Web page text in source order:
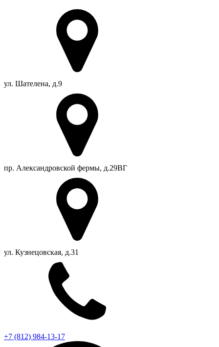
ул. Шателена, д.9
пр. Александровской фермы, д.29ВГ
ул. Кузнецовская, д.31
+7 (812) 984-13-17